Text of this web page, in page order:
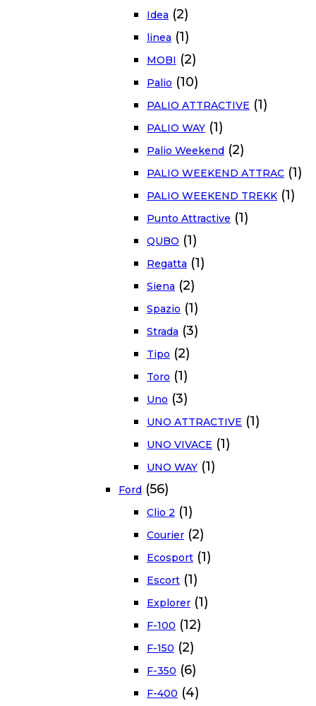
Idea (2)
linea (1)
MOBI (2)
Palio (10)
PALIO ATTRACTIVE (1)
PALIO WAY (1)
Palio Weekend (2)
PALIO WEEKEND ATTRAC (1)
PALIO WEEKEND TREKK (1)
Punto Attractive (1)
QUBO (1)
Regatta (1)
Siena (2)
Spazio (1)
Strada (3)
Tipo (2)
Toro (1)
Uno (3)
UNO ATTRACTIVE (1)
UNO VIVACE (1)
UNO WAY (1)
Ford (56)
Clio 2 (1)
Courier (2)
Ecosport (1)
Escort (1)
Explorer (1)
F-100 (12)
F-150 (2)
F-350 (6)
F-400 (4)